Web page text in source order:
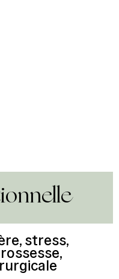
stress,